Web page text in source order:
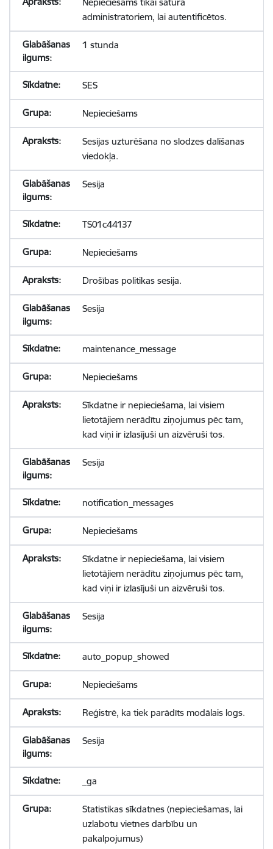
administratoriem, lai autentificētos.
1 stunda
SES
Nepieciešams
Sesijas uzturēšana no slodzes dalīšanas
viedokļa.
Sesija
TS01c44137
Nepieciešams
Drošības politikas sesija.
Sesija
maintenance_message
Nepieciešams
Sīkdatne ir nepieciešama, lai visiem
lietotājiem nerādītu ziņojumus pēc tam,
kad viņi ir izlasījuši un aizvēruši tos.
Sesija
notification_messages
Nepieciešams
Sīkdatne ir nepieciešama, lai visiem
lietotājiem nerādītu ziņojumus pēc tam,
kad viņi ir izlasījuši un aizvēruši tos.
Sesija
auto_popup_showed
Nepieciešams
Reģistrē, ka tiek parādīts modālais logs.
Sesija
_ga
Statistikas sīkdatnes (nepieciešamas, lai
uzlabotu vietnes darbību un
pakalpojumus)